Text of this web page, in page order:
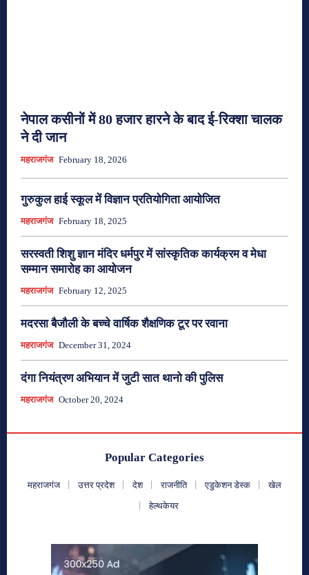
नेपाल कसीनों में 80 हजार हारने के बाद ई-रिक्शा चालक
ने दी जान
महराजगंज February 18, 2026
गुरुकुल हाई स्कूल में विज्ञान प्रतियोगिता आयोजित
महराजगंज February 18, 2025
सरस्वती शिशु ज्ञान मंदिर धर्मपुर में सांस्कृतिक कार्यक्रम व मेधा
सम्मान समारोह का आयोजन
महराजगंज February 12, 2025
मदरसा बैजौली के बच्चे वार्षिक शैक्षणिक टूर पर रवाना
महराजगंज December 31, 2024
दंगा नियंत्रण अभियान में जुटी सात थानो की पुलिस
महराजगंज October 20, 2024
Popular Categories
महराजगंज उत्तर प्रदेश देश राजनीति एडुकेशन डेस्क
खेल
हेल्थकेयर